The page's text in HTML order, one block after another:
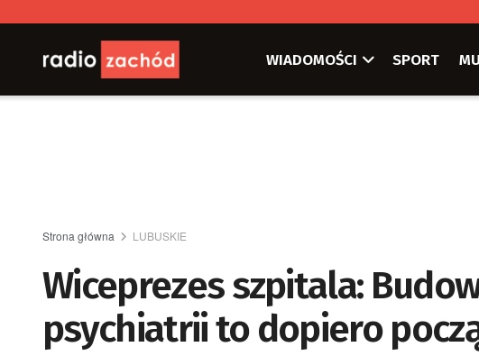
WIADOMOŚCI SPORT
Strona główna LUBUSKIE
Wiceprezes szpitala:
psychiatrii to dopiero